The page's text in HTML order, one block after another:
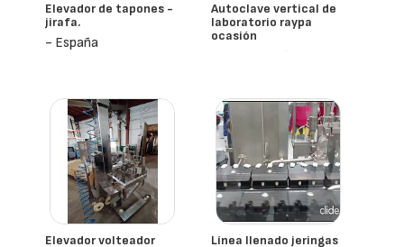
Elevador de tapones -
jirafa.
- España
Autoclave vertical de
laboratorio raypa
ocasión
- España
Elevador volteador
Línea llenado jeringas